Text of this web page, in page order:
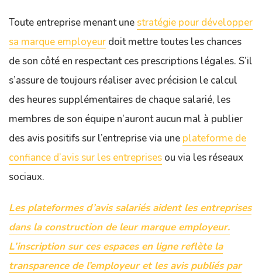
Toute entreprise menant unestratégie pour développer
sa marque employeur doit mettre toutes les chances
de son côté en respectant ces prescriptions légales. S’il
s’assure de toujours réaliser avec précision le calcul
des heures supplémentaires de chaque salarié, les
membres de son équipe n’auront aucun mal à publier
des avis positifs sur l’entreprise via une plateforme de
confiance d’avis sur les entreprises ou via les réseaux
sociaux.
Les plateformes d’avis salariés aident les entreprises
dans la construction de leur marque employeur.
L’inscription sur ces espaces en ligne reflète la
transparence de l’employeur et les avis publiés par